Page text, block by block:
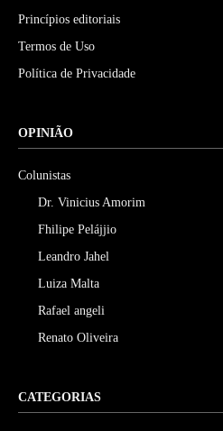
Princípios editoriais
Termos de Uso
Política de Privacidade
OPINIÃO
Colunistas
Dr. Vinicius Amorim
Fhilipe Pelájjio
Leandro Jahel
Luiza Malta
Rafael angeli
Renato Oliveira
CATEGORIAS